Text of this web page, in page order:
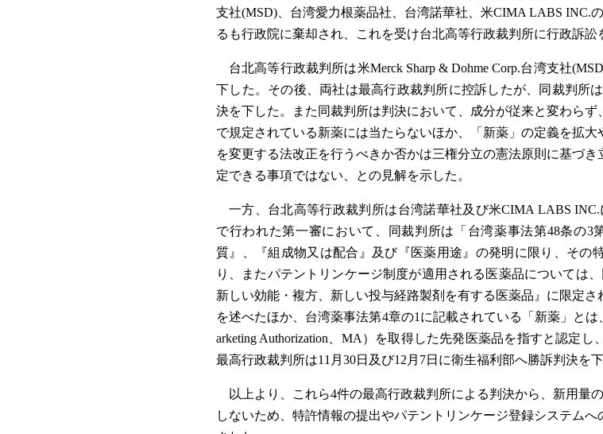
支社(MSD)、台湾愛力根薬品社、台湾諾華社、米CIMA LABS INC.
るも行政院に棄却され、これを受け台北高等行政裁判所に行政訴訟
台北高等行政裁判所は米Merck Sharp & Dohme Corp.台湾支社
下した。その後、両社は最高行政裁判所に控訴したが、同裁判所
決を下した。また同裁判所は判決において、成分が従来と変わら
で規定されている新薬には当たらないほか、「新薬」の定義を拡
を変更する法改正を行うべきか否かは三権分立の憲法原則に基づ
定できる事項ではない、との見解を示した。
一方、台北高等行政裁判所は台湾諾華社及び米CIMA LABS
で行われた第一審において、同裁判所は「台湾薬事法第48条の3
質』、『組成物又は配合』及び『医薬用途』の発明に限り、その
り、またパテントリンケージ制度が適用される医薬品については
新しい効能・複方、新しい投与経路製剤を有する医薬品』に限定
を述べたほか、台湾薬事法第4章の1に記載されている「新薬」と
arketing Authorization、MA）を取得した先発医薬品を指すと認定し
最高行政裁判所は11月30日及び12月7日に衛生福利部へ勝訴判決を
以上より、これら4件の最高行政裁判所による判決から、新用量
しないため、特許情報の提出やパテントリンケージ登録システム